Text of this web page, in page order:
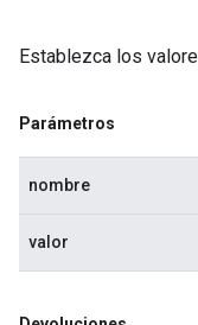
Establezca los
Parámetros
nombre
valor